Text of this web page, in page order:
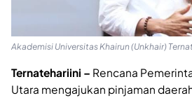
Akademisi Universitas Khairun (Unkhair)
Ternatehariini – Rencana
Utara mengajukan pinjaman